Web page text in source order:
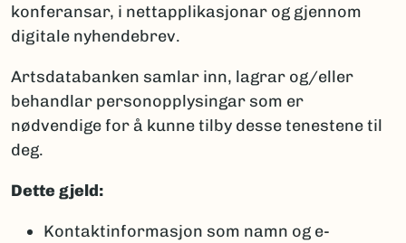
konferansar, i nettapplikasjonar og gjennom
digitale nyhendebrev.
Artsdatabanken samlar inn, lagrar og/eller
behandlar personopplysingar som er
nødvendige for å kunne tilby desse tenestene til
deg.
Dette gjeld:
Kontaktinformasjon som namn og e-